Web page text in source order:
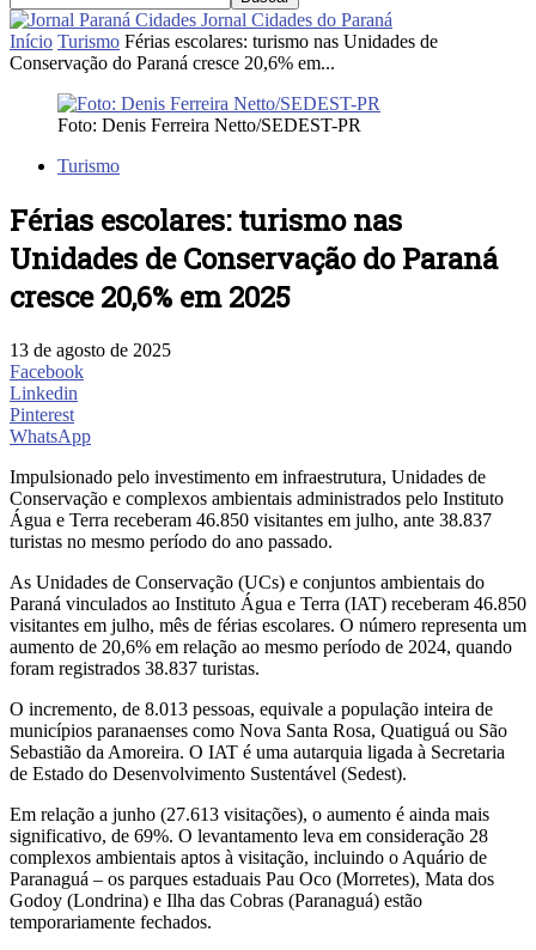
Jornal Cidades do Paraná
Início Turismo Férias escolares: turismo nas Unidades de
Conservação do Paraná cresce 20,6% em...
Foto: Denis Ferreira Netto/SEDEST-PR
Turismo
Férias escolares: turismo nas
Unidades de Conservação do Paraná
cresce 20,6% em 2025
13 de agosto de 2025
Facebook
Linkedin
Pinterest
WhatsApp
Impulsionado pelo investimento em infraestrutura, Unidades de
Conservação e complexos ambientais administrados pelo Instituto
Água e Terra receberam 46.850 visitantes em julho, ante 38.837
turistas no mesmo período do ano passado.
As Unidades de Conservação (UCs) e conjuntos ambientais do
Paraná vinculados ao Instituto Água e Terra (IAT) receberam 46.850
visitantes em julho, mês de férias escolares. O número representa um
aumento de 20,6% em relação ao mesmo período de 2024, quando
foram registrados 38.837 turistas.
O incremento, de 8.013 pessoas, equivale a população inteira de
municípios paranaenses como Nova Santa Rosa, Quatiguá ou São
Sebastião da Amoreira. O IAT é uma autarquia ligada à Secretaria
de Estado do Desenvolvimento Sustentável (Sedest).
Em relação a junho (27.613 visitações), o aumento é ainda mais
significativo, de 69%. O levantamento leva em consideração 28
complexos ambientais aptos à visitação, incluindo o Aquário de
Paranaguá – os parques estaduais Pau Oco (Morretes), Mata dos
Godoy (Londrina) e Ilha das Cobras (Paranaguá) estão
temporariamente fechados.